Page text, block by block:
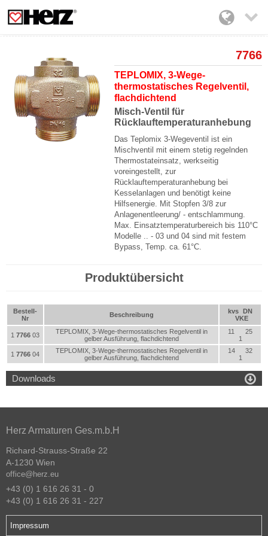

7766
TEPLOMIX, 3-Wege-
thermostatisches Regelventil,
flachdichtend
Misch-Ventil für
Rücklauftemperaturanhebung
Das Teplomix 3-Wegeventil ist ein
Mischventil mit einem stetig regelnden
Thermostateinsatz, werkseitig
voreingestellt, zur
Rücklauftemperaturanhebung bei
Kesselanlagen und benötigt keine
Hilfsenergie. Mit Stopfen 3/8 zur
Anlagenentleerung/ - entschlammung.
Max. Einsatztemperaturbereich bis 110°C
Modelle .. - 03 und 04 sind mit festem
Bypass, Temp. ca. 61°C.
Produktübersicht
Bestell-
Nr
Beschreibung kvs DN
VKE
1 7766 03
TEPLOMIX, 3-Wege-thermostatisches Regelventil in
gelber Ausführung, flachdichtend
11
25
1
1 7766 04
TEPLOMIX, 3-Wege-thermostatisches Regelventil in
gelber Ausführung, flachdichtend
14
32
1
Downloads 
Herz Armaturen Ges.m.b.H
Richard-Strauss-Straße 22
A-1230 Wien
office@herz.eu
+43 (0) 1 616 26 31 - 0
+43 (0) 1 616 26 31 - 227
Impressum